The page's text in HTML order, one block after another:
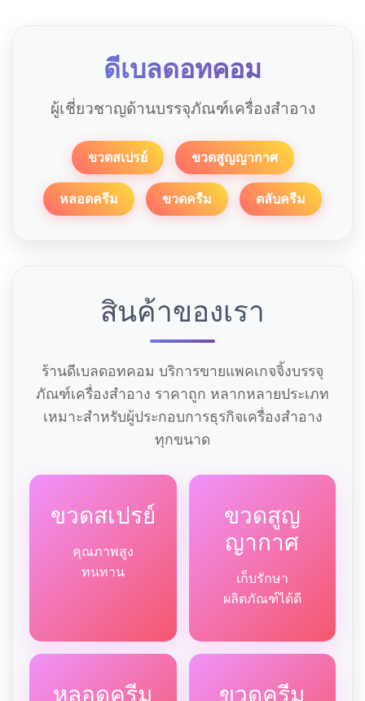
ดีเบลดอทคอม
ผู้เชี่ยวชาญด้านบรรจุภัณฑ์เครื่องสำอาง
ขวดสเปรย์ ขวดสูญญากาศ
หลอดครีม ขวดครีม ตลับครีม
สินค้าของเรา
ร้านดีเบลดอทคอม บริการขายแพคเกจจิ้งบรรจุ
ภัณฑ์เครื่องสำอาง ราคาถูก หลากหลายประเภท
เหมาะสำหรับผู้ประกอบการธุรกิจเครื่องสำอาง
ทุกขนาด
ขวดสเปรย์
คุณภาพสูง
ทนทาน
ขวดสูญ
ญากาศ
เก็บรักษา
ผลิตภัณฑ์ได้ดี
หลอดครีม ขวดครีม